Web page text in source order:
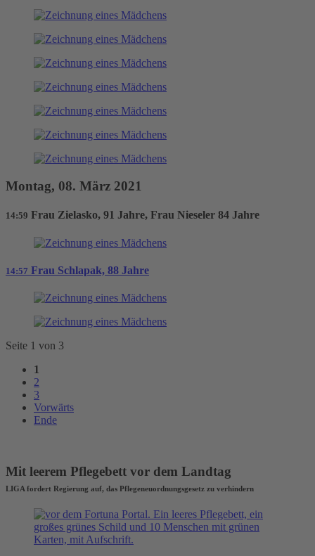
Montag, 08. März 2021
14:59 Frau Zielasko, 91 Jahre, Frau Nieseler 84 Jahre
14:57 Frau Schlapak, 88 Jahre
Seite 1 von 3
1
2
3
Vorwärts
Ende
Mit leerem Pflegebett vor dem Landtag
LIGA fordert Regierung auf, das Pflegeneuordnungsgesetz zu verhindern